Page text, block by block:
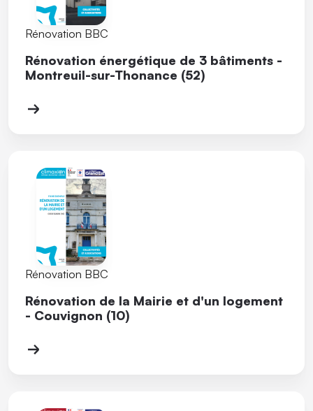
Rénovation BBC
Rénovation énergétique de 3 bâtiments -
Montreuil-sur-Thonance (52)
Rénovation BBC
Rénovation de la Mairie et d'un logement
- Couvignon (10)